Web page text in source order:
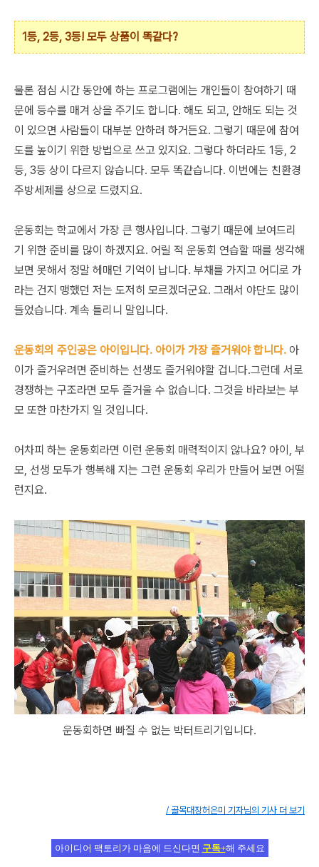
1등, 2등, 3등! 모두 상품이 똑같다?
물론 점심 시간 동안에 하는 프로그램에는 개인들이 참여하기 때
문에 등수를 매겨 상을 주기도 합니다. 해도 되고, 안해도 되는 것
이 있으면 사람들이 대부분 안하려 하거든요. 그렇기 때문에 참여
도를 높이기 위한 방법으로 쓰고 있지요. 그렇다 하더라도 1등, 2
등, 3등 상이 다르지 않습니다. 모두 똑같습니다. 이번에는 친환경
주방세제를 상으로 드렸지요.
운동회는 학교에서 가장 큰 행사입니다. 그렇기 때문에 보여드리
기 위한 준비를 많이 하겠지요. 어릴 적 운동회 연습할 때를 생각해
보면 못해서 정말 헤매던 기억이 납니다. 부채를 가지고 어디로 가
라는 건지 맹했던 저는 도저히 모르겠더군요. 그래서 야단도 많이
들었습니다. 계속 틀리니 말입니다.
운동회의 주인공은 아이입니다. 아이가 가장 즐거워야 합니다. 아
이가 즐거우려면 준비하는 선생도 즐거워야할 겁니다.그런데 서로
경쟁하는 구조라면 모두 즐거울 수 없습니다. 그것을 바라보는 부
모 또한 마찬가지 일 것입니다.
어차피 하는 운동회라면 이런 운동회 매력적이지 않나요? 아이, 부
모, 선생 모두가 행복해 지는 그런 운동회 우리가 만들어 보면 어떨
런지요.
운동회하면 빠질 수 없는 박터트리기입니다.
/ 골목대장허은미 기자님의 기사 더 보기
아이디어 팩토리가 마음에 드신다면 구독+해 주세요